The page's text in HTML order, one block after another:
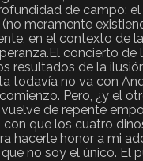
de campo:
meramente
en el contexto de
concierto
resultados de la
todavía no va con
Pero, ¿y el
vuelve de repente
que los cuatro
hacerle honor a mi
no soy el único. El